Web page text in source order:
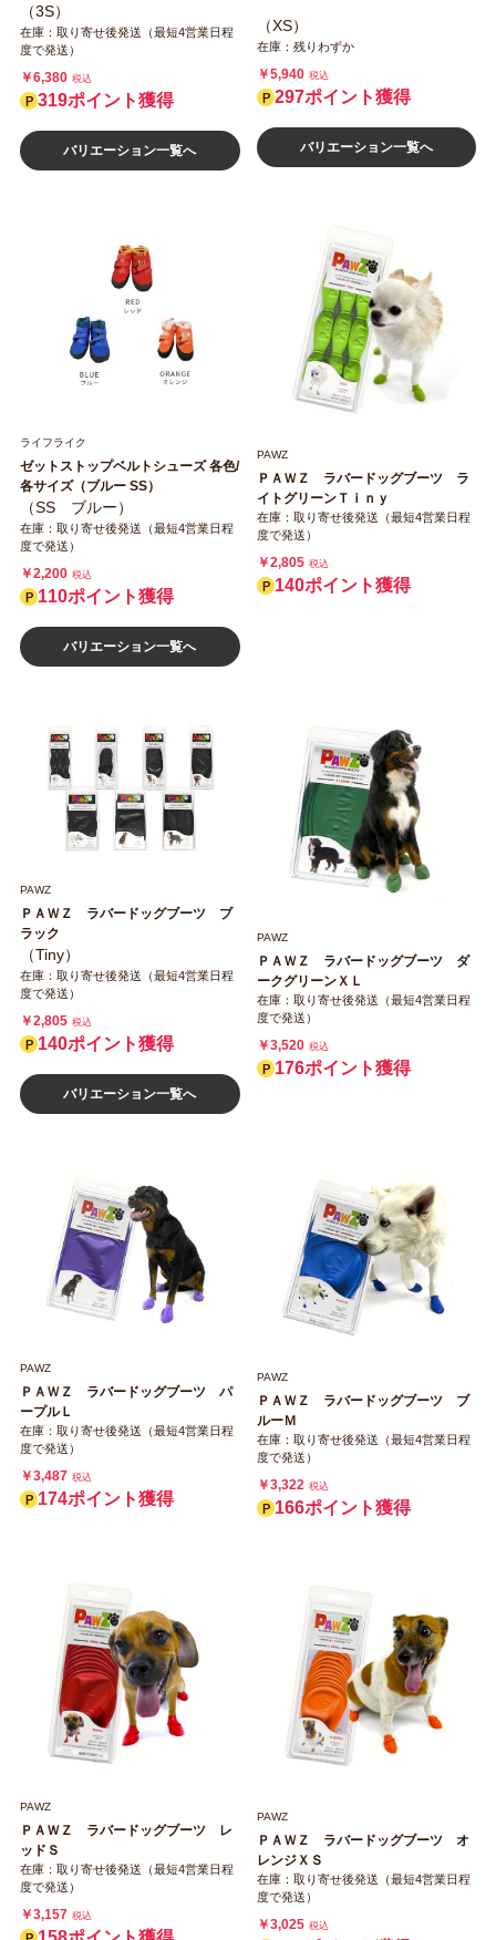
（3S）
在庫：取り寄せ後発送（最短4営業日程
度で発送）
￥6,380 税込
319ポイント獲得
バリエーション一覧へ
（XS）
在庫：残りわずか
￥5,940 税込
297ポイント獲得
バリエーション一覧へ
ライフライク
ゼットストップベルトシューズ 各色/
各サイズ（ブルー SS）
（SS ブルー）
在庫：取り寄せ後発送（最短4営業日程
度で発送）
￥2,200 税込
110ポイント獲得
バリエーション一覧へ
PAWZ
ＰＡＷＺ ラバードッグブーツ ラ
イトグリーンＴｉｎｙ
在庫：取り寄せ後発送（最短4営業日程
度で発送）
￥2,805 税込
140ポイント獲得
PAWZ
ＰＡＷＺ ラバードッグブーツ ブ
ラック
（Tiny）
在庫：取り寄せ後発送（最短4営業日程
度で発送）
￥2,805 税込
140ポイント獲得
バリエーション一覧へ
PAWZ
ＰＡＷＺ ラバードッグブーツ ダ
ークグリーンＸＬ
在庫：取り寄せ後発送（最短4営業日程
度で発送）
￥3,520 税込
176ポイント獲得
PAWZ
ＰＡＷＺ ラバードッグブーツ パ
ープルＬ
在庫：取り寄せ後発送（最短4営業日程
度で発送）
￥3,487 税込
174ポイント獲得
PAWZ
ＰＡＷＺ ラバードッグブーツ ブ
ルーＭ
在庫：取り寄せ後発送（最短4営業日程
度で発送）
￥3,322 税込
166ポイント獲得
PAWZ
ＰＡＷＺ ラバードッグブーツ レ
ッドＳ
在庫：取り寄せ後発送（最短4営業日程
度で発送）
￥3,157 税込
PAWZ
ＰＡＷＺ ラバードッグブーツ オ
レンジＸＳ
在庫：取り寄せ後発送（最短4営業日程
度で発送）
￥3,025 税込